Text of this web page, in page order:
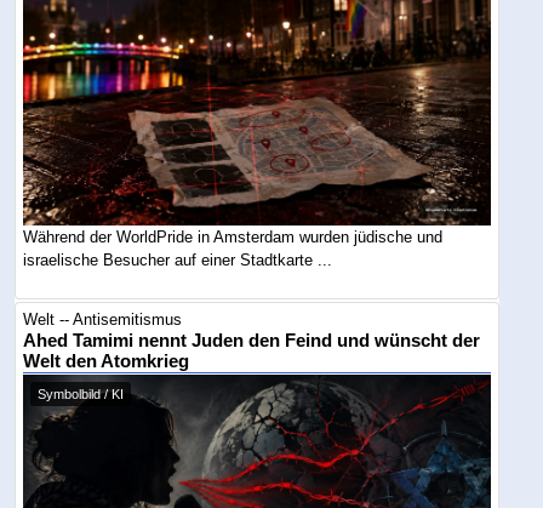
Während der WorldPride in Amsterdam wurden jüdische und
israelische Besucher auf einer Stadtkarte ...
Welt -- Antisemitismus
Ahed Tamimi nennt Juden den Feind und wünscht der
Welt den Atomkrieg
Symbolbild / KI